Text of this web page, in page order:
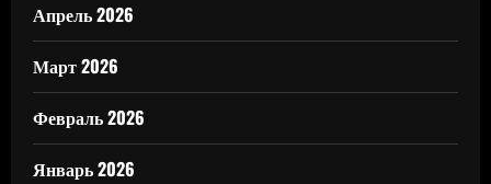
Апрель 2026
Март 2026
Февраль 2026
Январь 2026